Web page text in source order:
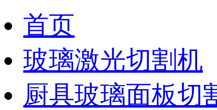
首页
玻璃激光切割机
厨具玻璃面板切